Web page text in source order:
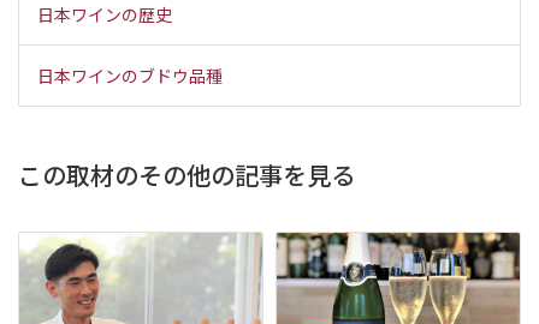
日本ワインの歴史
日本ワインのブドウ品種
この取材のその他の記事を見る